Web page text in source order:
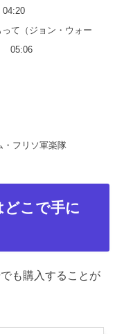
て（ジョン・ウォー
05:06
フリソ軍楽隊
どこで手に
も購入することが